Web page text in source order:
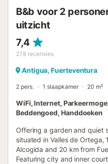
B&b voor 2
uitzicht
7,4
278 recensies
Antigua, Fuerteventura
2 pers. 1 slaapkamer 20 m²
WiFi, Internet,
Beddengoed, Handdoeken
Offering a garden and quiet
situated in Valles de Ortega,
Alcogida and 20 km from
Featuring city and inner